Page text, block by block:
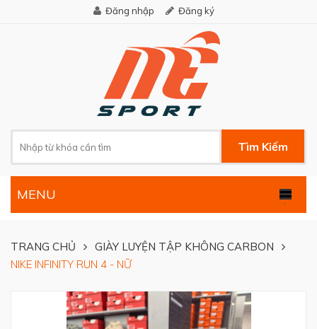
Đăng nhập Đăng ký
Tìm Kiếm
.
MENU
TRANG CHỦ
GIÀY LUYỆN TẬP KHÔNG CARBON
NIKE INFINITY RUN 4 - NỮ